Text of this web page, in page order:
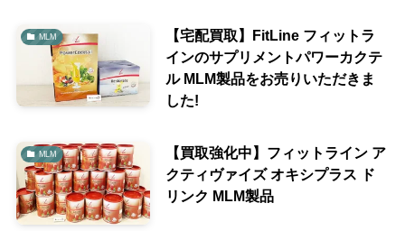
MLM
【宅配買取】FitLine フィットラ
インのサプリメントパワーカクテ
ル MLM製品をお売りいただきま
した!
MLM
【買取強化中】フィットライン ア
クティヴァイズ オキシプラス ド
リンク MLM製品